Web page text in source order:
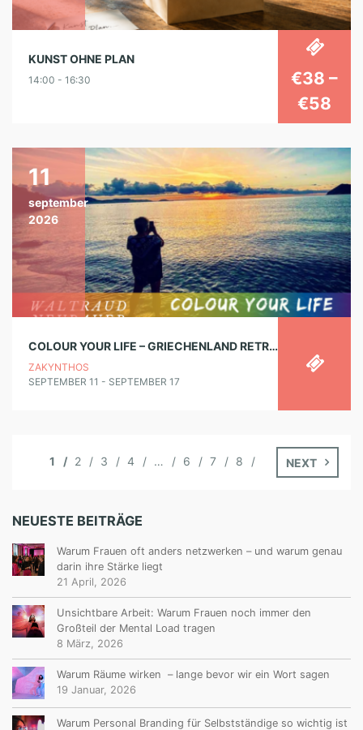
KUNST OHNE PLAN
14:00 - 16:30
€38 –
€58
11
september
2026
COLOUR YOUR LIFE – GRIECHENLAND RETREAT
ZAKYNTHOS
SEPTEMBER 11 - SEPTEMBER 17
1 2 3 4 … 6 7 8 NEXT
NEUESTE BEITRÄGE
Warum Frauen oft anders netzwerken – und warum genau
darin ihre Stärke liegt
21 April, 2026
Unsichtbare Arbeit: Warum Frauen noch immer den
Großteil der Mental Load tragen
8 März, 2026
Warum Räume wirken – lange bevor wir ein Wort sagen
19 Januar, 2026
Warum Personal Branding für Selbstständige so wichtig ist